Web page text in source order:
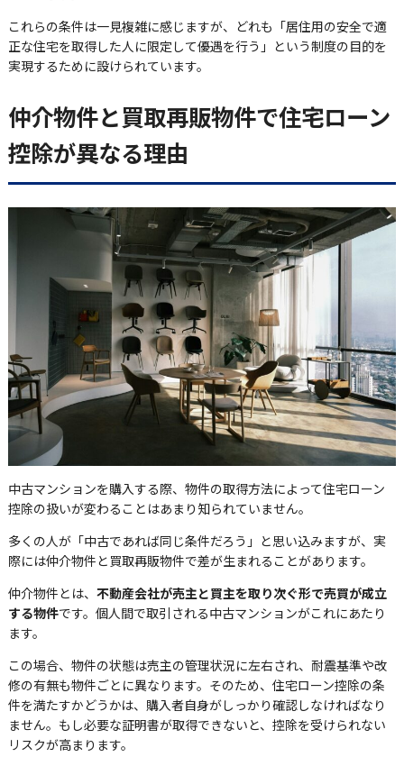
これらの条件は一見複雑に感じますが、どれも「居住用の安全で適
正な住宅を取得した人に限定して優遇を行う」という制度の目的を
実現するために設けられています。
仲介物件と買取再販物件で住宅ローン
控除が異なる理由
中古マンションを購入する際、物件の取得方法によって住宅ローン
控除の扱いが変わることはあまり知られていません。
多くの人が「中古であれば同じ条件だろう」と思い込みますが、実
際には仲介物件と買取再販物件で差が生まれることがあります。
仲介物件とは、 不動産会社が売主と買主を取り次ぐ形で売買が成立
する物件です。個人間で取引される中古マンションがこれにあたり
ます。
この場合、物件の状態は売主の管理状況に左右され、耐震基準や改
修の有無も物件ごとに異なります。そのため、住宅ローン控除の条
件を満たすかどうかは、購入者自身がしっかり確認しなければなり
ません。もし必要な証明書が取得できないと、控除を受けられない
リスクが高まります。